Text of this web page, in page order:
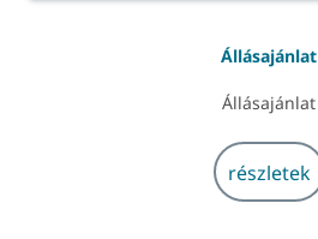
Állásajánlat
Állásajánlat
részletek